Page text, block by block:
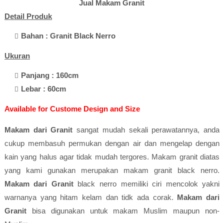
Jual Makam Granit
Detail Produk
Bahan : Granit Black Nerro
Ukuran
Panjang : 160cm
Lebar : 60cm
Available for Custome Design and Size
Makam dari Granit sangat mudah sekali perawatannya, anda
cukup membasuh permukan dengan air dan mengelap dengan
kain yang halus agar tidak mudah tergores. Makam granit diatas
yang kami gunakan merupakan makam granit black nerro.
Makam dari Granitblack nerro memiliki ciri mencolok yakni
warnanya yang hitam kelam dan tidk ada corak. Makam dari
Granitbisa digunakan untuk makam Muslim maupun non-